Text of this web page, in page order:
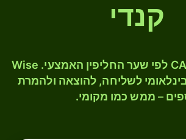
קנדי
המירו SEK ל- CAD לפי שער החליפין האמצעי. Wise
לשליחה, להוצאה ולהמרת
– ממש כמו מקומי.